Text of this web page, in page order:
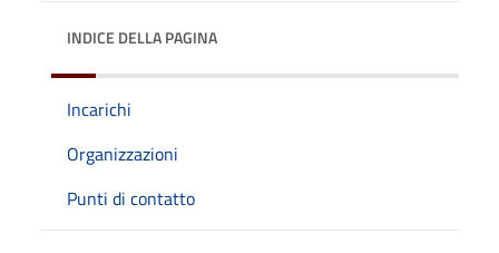
INDICE DELLA PAGINA
Incarichi
Organizzazioni
Punti di contatto